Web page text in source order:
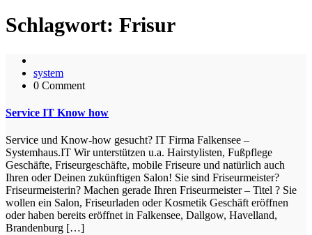
Schlagwort: Frisur
system
0 Comment
Service IT Know how
Service und Know-how gesucht? IT Firma Falkensee –
Systemhaus.IT Wir unterstützen u.a. Hairstylisten, Fußpflege
Geschäfte, Friseurgeschäfte, mobile Friseure und natürlich auch
Ihren oder Deinen zukünftigen Salon! Sie sind Friseurmeister?
Friseurmeisterin? Machen gerade Ihren Friseurmeister – Titel ? Sie
wollen ein Salon, Friseurladen oder Kosmetik Geschäft eröffnen
oder haben bereits eröffnet in Falkensee, Dallgow, Havelland,
Brandenburg […]